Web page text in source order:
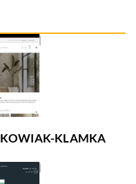
KLAMKA